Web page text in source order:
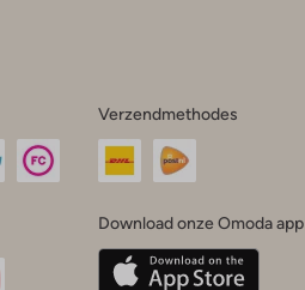
Verzendmethodes
Download onze Omoda app